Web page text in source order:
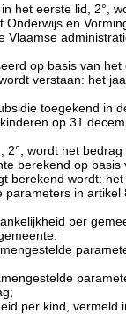
het eerste lid, 2°,
en
Vlaamse
op basis van
verstaan: het
toegekend in
op 31
2°, wordt het
berekend op
wordt:
in
per
per kind, vermeld